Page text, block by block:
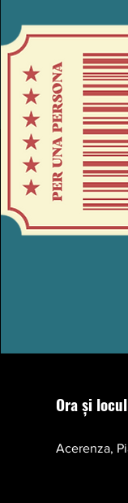
Ora și locul
Acerenza,